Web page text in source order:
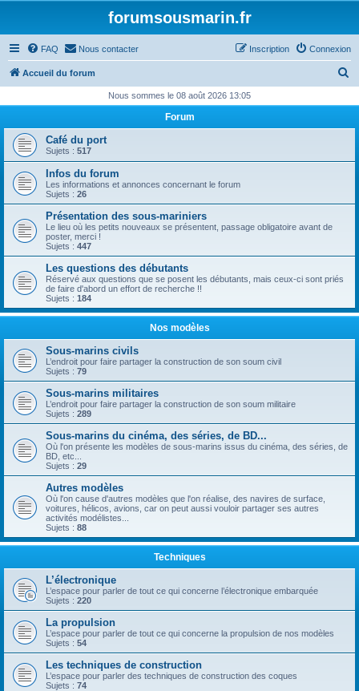
forumsousmarin.fr
FAQ Nous contacter Connexion
Inscription
Accueil du forum
h
h
Nous sommes le 08 août 2026 13:05
Forum
Café du port
Sujets : 517
Infos du forum
Les informations et annonces concernant le forum
Sujets : 26
Présentation des sous-mariniers
Le lieu où les petits nouveaux se présentent, passage obligatoire avant de
poster, merci !
Sujets : 447
Les questions des débutants
Réservé aux questions que se posent les débutants, mais ceux-ci sont priés
de faire d'abord un effort de recherche !!
Sujets : 184
Nos modèles
Sous-marins civils
L’endroit pour faire partager la construction de son soum civil
Sujets : 79
Sous-marins militaires
L’endroit pour faire partager la construction de son soum militaire
Sujets : 289
Sous-marins du cinéma, des séries, de BD...
Où l'on présente les modèles de sous-marins issus du cinéma, des séries, de
BD, etc...
Sujets : 29
Autres modèles
Où l'on cause d'autres modèles que l'on réalise, des navires de surface,
voitures, hélicos, avions, car on peut aussi vouloir partager ses autres
activités modélistes...
Sujets : 88
Techniques
L’électronique
L’espace pour parler de tout ce qui concerne l’électronique embarquée
Sujets : 220
La propulsion
L’espace pour parler de tout ce qui concerne la propulsion de nos modèles
Sujets : 54
Les techniques de construction
L’espace pour parler des techniques de construction des coques
Sujets : 74